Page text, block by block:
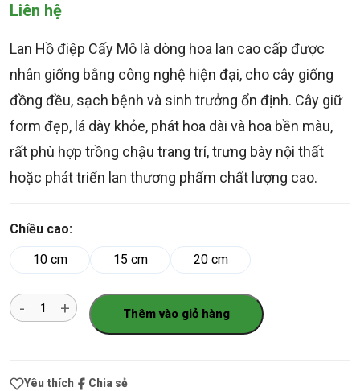
Liên hệ
Lan Hồ điệp Cấy Mô là dòng hoa lan cao cấp được
nhân giống bằng công nghệ hiện đại, cho cây giống
đồng đều, sạch bệnh và sinh trưởng ổn định. Cây giữ
form đẹp, lá dày khỏe, phát hoa dài và hoa bền màu,
rất phù hợp trồng chậu trang trí, trưng bày nội thất
hoặc phát triển lan thương phẩm chất lượng cao.
Chiều cao:
10 cm
15 cm 20 cm
Số
lượng
Thêm vào giỏ hàng
Yêu thích Chia sẻ